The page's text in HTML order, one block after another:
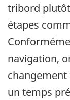
tribord
étapes
navigation,
un temps